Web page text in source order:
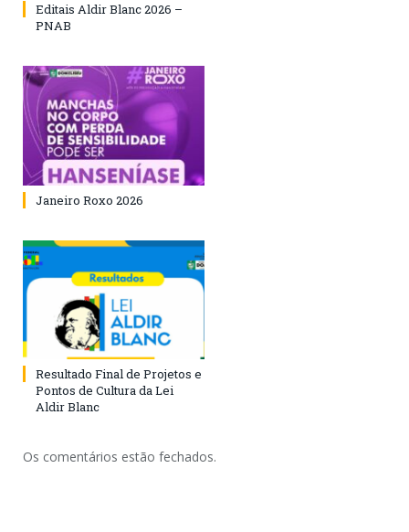
Editais Aldir Blanc 2026 –
PNAB
Janeiro Roxo 2026
Resultado Final de Projetos e
Pontos de Cultura da Lei
Aldir Blanc
Os comentários estão fechados.